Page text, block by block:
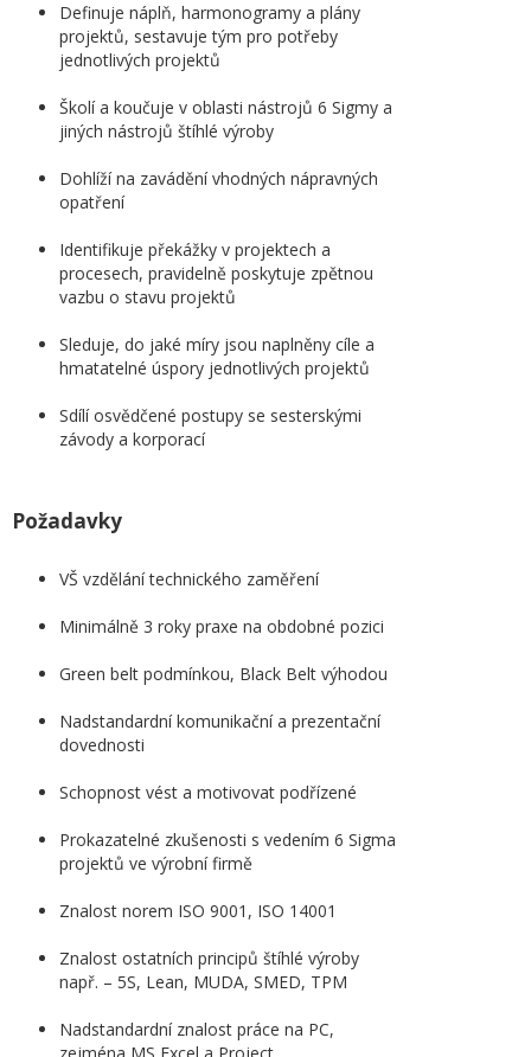
Definuje náplň, harmonogramy a plány
projektů, sestavuje tým pro potřeby
jednotlivých projektů
Školí a koučuje v oblasti nástrojů 6 Sigmy a
jiných nástrojů štíhlé výroby
Dohlíží na zavádění vhodných nápravných
opatření
Identifikuje překážky v projektech a
procesech, pravidelně poskytuje zpětnou
vazbu o stavu projektů
Sleduje, do jaké míry jsou naplněny cíle a
hmatatelné úspory jednotlivých projektů
Sdílí osvědčené postupy se sesterskými
závody a korporací
Požadavky
VŠ vzdělání technického zaměření
Minimálně 3 roky praxe na obdobné pozici
Green belt podmínkou, Black Belt výhodou
Nadstandardní komunikační a prezentační
dovednosti
Schopnost vést a motivovat podřízené
Prokazatelné zkušenosti s vedením 6 Sigma
projektů ve výrobní firmě
Znalost norem ISO 9001, ISO 14001
Znalost ostatních principů štíhlé výroby
např. – 5S, Lean, MUDA, SMED, TPM
Nadstandardní znalost práce na PC,